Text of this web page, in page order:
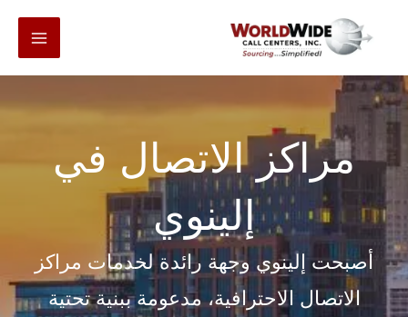
مراكز الاتصال في
إلينوي
أصبحت إلينوي وجهة رائدة لخدمات مراكز
الاتصال الاحترافية، مدعومة ببنية تحتية